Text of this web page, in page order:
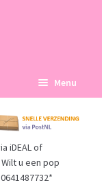
Menu
iDEAL of
u een pop